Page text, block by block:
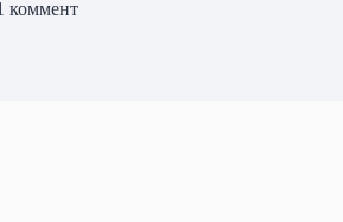
коммент